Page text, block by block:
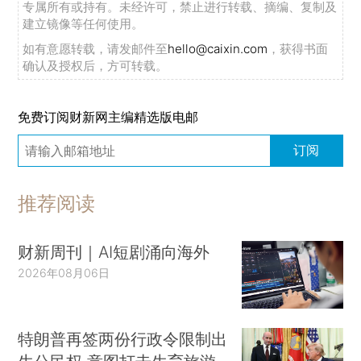
专属所有或持有。未经许可，禁止进行转载、摘编、复制及
建立镜像等任何使用。
如有意愿转载，请发邮件至hello@caixin.com ，获得书面
确认及授权后，方可转载。
免费订阅财新网主编精选版电邮
订阅
推荐阅读
财新周刊｜AI短剧涌向海外
2026年08月06日
特朗普再签两份行政令限制出